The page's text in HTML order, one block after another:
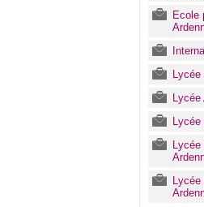
Ecole
Lycée
Lycée
Lycée
Lycée